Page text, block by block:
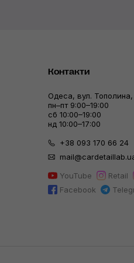
Контакти
Одеса, вул.
пн–пт 9:00–19:00
сб 10:00–19:00
нд 10:00–17:00
+38 093 170 66 24
YouTube
Retail
Facebook